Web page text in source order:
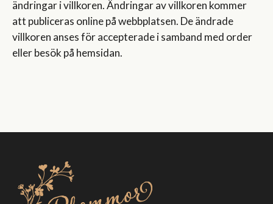
ändringar i villkoren. Ändringar av villkoren kommer
att publiceras online på webbplatsen. De ändrade
villkoren anses för accepterade i samband med order
eller besök på hemsidan.